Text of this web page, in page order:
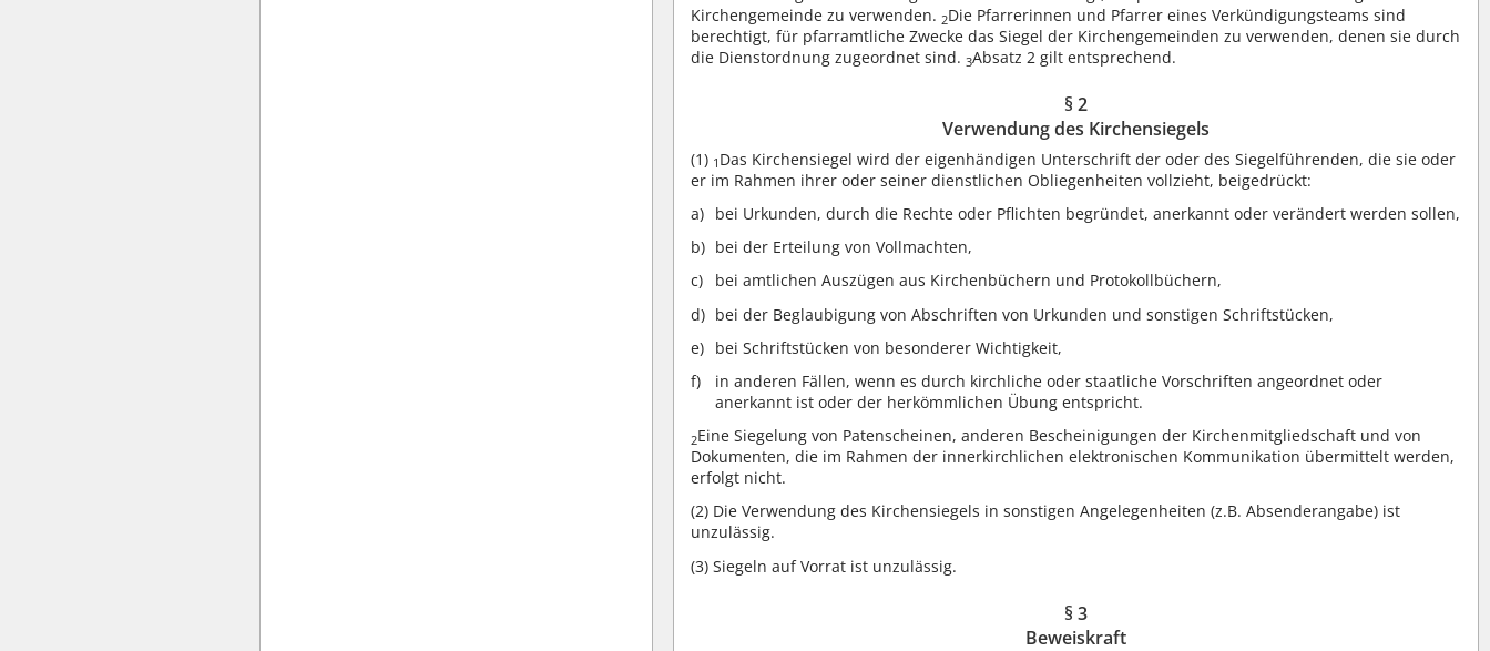
Kirchengemeinde zu verwenden. 2Die Pfarrerinnen und Pfarrer eines Verkündigungsteams sind
berechtigt, für pfarramtliche Zwecke das Siegel der Kirchengemeinden zu verwenden, denen sie durch
die Dienstordnung zugeordnet sind.3Absatz 2 gilt entsprechend.
§ 2
Verwendung des Kirchensiegels
(1) 1 Das Kirchensiegel wird der eigenhändigen Unterschrift der oder des Siegelführenden, die sie oder
er im Rahmen ihrer oder seiner dienstlichen Obliegenheiten vollzieht, beigedrückt:
bei Urkunden, durch die Rechte oder Pflichten begründet, anerkannt oder verändert werden sollen,
bei der Erteilung von Vollmachten,
bei amtlichen Auszügen aus Kirchenbüchern und Protokollbüchern,
bei der Beglaubigung von Abschriften von Urkunden und sonstigen Schriftstücken,
bei Schriftstücken von besonderer Wichtigkeit,
in anderen Fällen, wenn es durch kirchliche oder staatliche Vorschriften angeordnet oder
anerkannt ist oder der herkömmlichen Übung entspricht.
2Eine Siegelung von Patenscheinen, anderen Bescheinigungen der Kirchenmitgliedschaft und von
Dokumenten, die im Rahmen der innerkirchlichen elektronischen Kommunikation übermittelt werden,
erfolgt nicht.
(2) Die Verwendung des Kirchensiegels in sonstigen Angelegenheiten (z.B. Absenderangabe) ist
unzulässig.
(3) Siegeln auf Vorrat ist unzulässig.
§ 3
Beweiskraft